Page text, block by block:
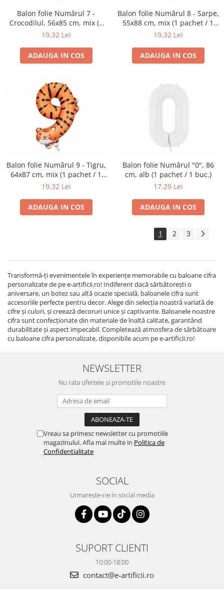
Balon folie Numărul 7 -
Crocodilul, 56x85 cm, mix (1
pachet / 1 buc.)
19,32 Lei
ADAUGA IN COS
Balon folie Numărul 8 - Sarpe,
55x88 cm, mix (1 pachet / 1
buc.)
19,32 Lei
ADAUGA IN COS
Balon folie Numărul 9 - Tigru,
64x87 cm, mix (1 pachet / 1
buc.)
19,32 Lei
ADAUGA IN COS
Balon folie Numărul "0", 86
cm, alb (1 pachet / 1 buc.)
17,29 Lei
ADAUGA IN COS
1 2 3
Transformă-ți evenimentele în experiențe memorabile cu baloane cifra
personalizate de pe e-artificii.ro! Indiferent dacă sărbătorești o
aniversare, un botez sau altă ocazie specială, baloanele cifra sunt
accesoriile perfecte pentru decor. Alege din selecția noastră variată de
cifre și culori, și creează decoruri unice și captivante. Baloanele noastre
cifra sunt confecționate din materiale de înaltă calitate, garantând
durabilitate și aspect impecabil. Completează atmosfera de sărbătoare
cu baloane cifra personalizate, disponibile acum pe e-artificii.ro!
NEWSLETTER
Nu rata ofertele si promotiile noastre
Vreau sa primesc newsletter cu promotiile
magazinului. Afla mai multe in Politica de
Confidentialitate
SOCIAL
Urmareste-ne in social media
SUPORT CLIENTI
10:00-18:00
contact@e-artificii.ro